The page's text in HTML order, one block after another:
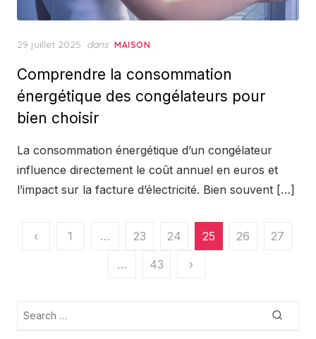
Posted
29 juillet 2025 dans MAISON
Comprendre la consommation
énergétique des congélateurs pour
bien choisir
La consommation énergétique d’un congélateur
influence directement le coût annuel en euros et
l’impact sur la facture d’électricité. Bien souvent […]
Pagination
‹ 1 … 23 24 25 26
27
…
43 ›
Recherche